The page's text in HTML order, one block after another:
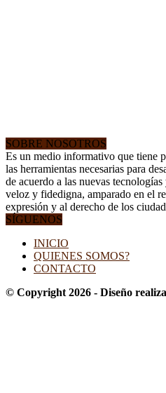
SOBRE NOSOTROS
Es un medio informativo que tiene
las herramientas necesarias para
de acuerdo a las nuevas
veloz y fidedigna, amparado en el
expresión y al derecho de los
SÍGUENOS
INICIO
QUIENES SOMOS?
CONTACTO
© Copyright 2026 - Diseño